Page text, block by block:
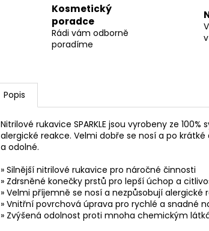
Kosmetický
poradce
Rádi vám odborně
poradíme
Popis
Nitrilové rukavice SPARKLE jsou vyrobeny ze
alergické reakce. Velmi dobře se nosí a po krátké
a odolné.
» Silnější nitrilové rukavice pro náročné činnosti
» Zdrsněné konečky prstů pro lepší úchop a
» Velmi příjemně se nosí a nezpůsobují alergické
» Vnitřní povrchová úprava pro rychlé a snadné
» Zvýšená odolnost proti mnoha chemickým